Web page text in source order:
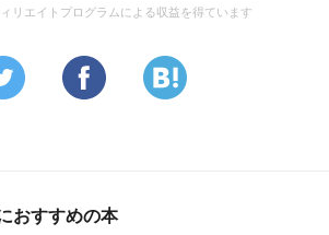
リエイトプログラムによる収益を得ています
おすすめの本